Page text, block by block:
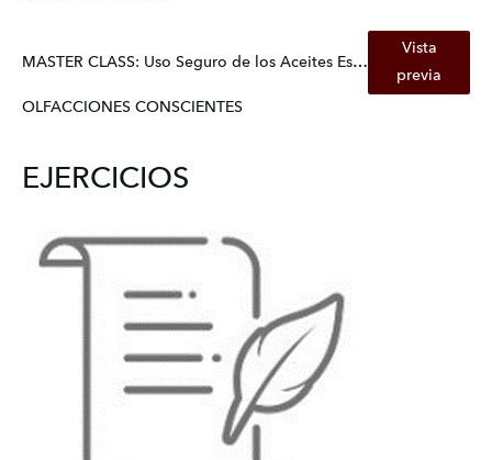
MASTER CLASS: Uso Seguro de los Aceites Esenciales
Vista
previa
OLFACCIONES CONSCIENTES
EJERCICIOS